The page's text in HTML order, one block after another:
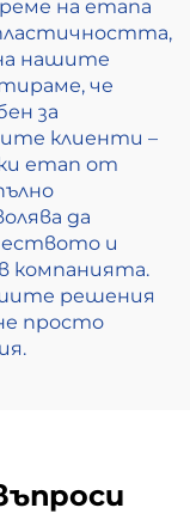
на етапа
нашите
че
за
клиенти –
етап от
да
и
компанията.
решения
просто